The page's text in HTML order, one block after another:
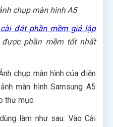
chụp màn hình A5
đặt phần mềm giả lập
phần mềm tốt nhất
chụp màn hình của điện
màn hình Samsung A5
thư mục.
làm như sau: Vào Cài